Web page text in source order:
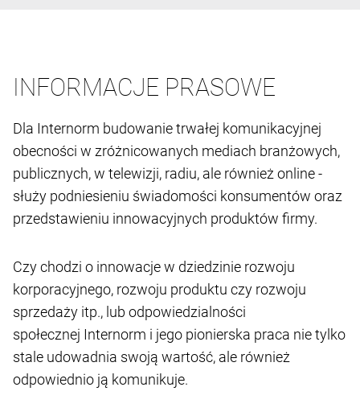
INFORMACJE PRASOWE
Dla Internorm budowanie trwałej komunikacyjnej
obecności w zróżnicowanych mediach branżowych,
publicznych, w telewizji, radiu, ale również online -
służy podniesieniu świadomości konsumentów oraz
przedstawieniu innowacyjnych produktów firmy.
Czychodzi o innowacje w dziedzinie rozwoju
korporacyjnego, rozwoju produktu czy rozwoju
sprzedaży itp., lub odpowiedzialności
społecznej Internorm i jego pionierska praca nie tylko
stale udowadnia swoją wartość, ale również
odpowiednio ją komunikuje.